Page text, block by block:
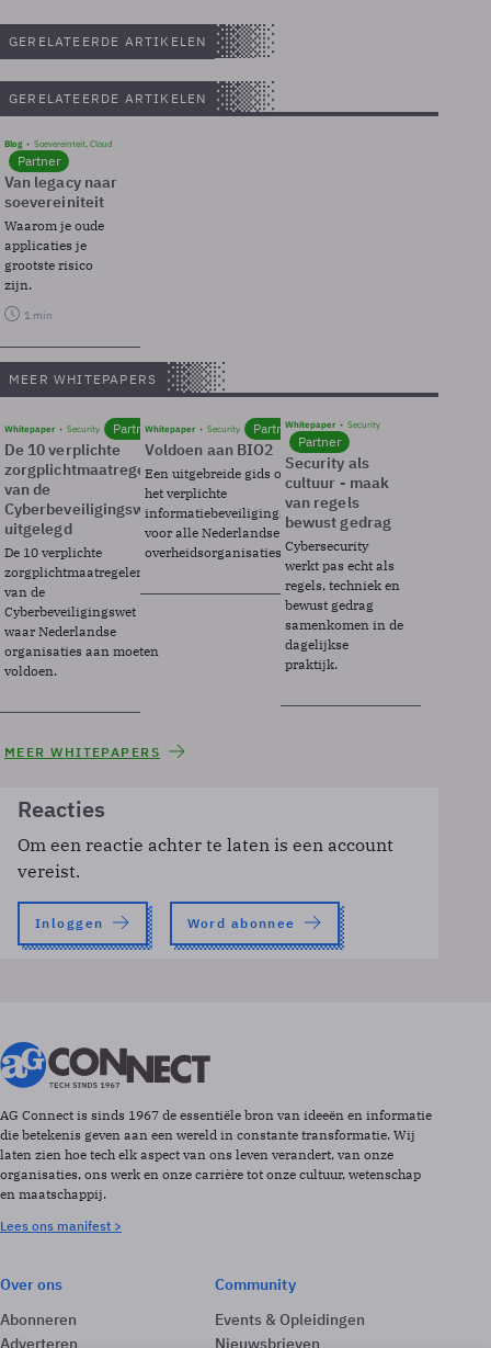
GERELATEERDE ARTIKELEN
GERELATEERDE ARTIKELEN
Blog Soevereinteit, Cloud
Partner
Van legacy naar
soevereiniteit
Waarom je oude
applicaties je
grootste risico
zijn.
1 min
MEER WHITEPAPERS
Whitepaper Security Partner
De 10 verplichte
zorgplichtmaatregelen
van de
Cyberbeveiligingswet
uitgelegd
De 10 verplichte
zorgplichtmaatregelen
van de
Cyberbeveiligingswet
waar Nederlandse
organisaties aan moeten
voldoen.
Whitepaper Security Partner
Voldoen aan BIO2
Een uitgebreide gids over BIO2,
het verplichte
informatiebeveiligingsframework
voor alle Nederlandse
overheidsorganisaties.
Whitepaper Security
Partner
Security als
cultuur - maak
van regels
bewust gedrag
Cybersecurity
werkt pas echt als
regels, techniek en
bewust gedrag
samenkomen in de
dagelijkse
praktijk.
MEER WHITEPAPERS
Reacties
Om een reactie achter te laten is een account
vereist.
Inloggen Word abonnee
AG Connect is sinds 1967 de essentiële bron van ideeën en informatie
die betekenis geven aan een wereld in constante transformatie. Wij
laten zien hoe tech elk aspect van ons leven verandert, van onze
organisaties, ons werk en onze carrière tot onze cultuur, wetenschap
en maatschappij.
Lees ons manifest >
Over ons
Abonneren
Adverteren
Community
Events & Opleidingen
Nieuwsbrieven